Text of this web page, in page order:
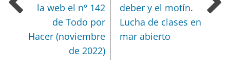
la web el nº 142
de Todo por
Hacer (noviembre
de 2022)
deber y el motín.
Lucha de clases en
mar abierto